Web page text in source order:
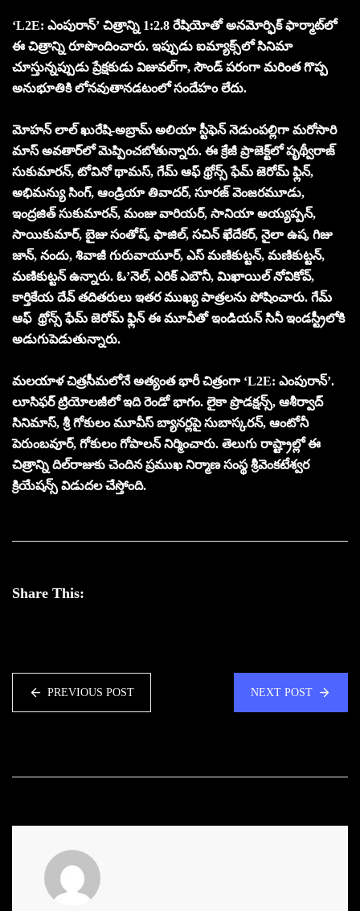
‘L2E: ఎంపురాన్‌’ చిత్రాన్ని 1:2.8 రేషియోతో అనమోర్ఫిక్ ఫార్మాట్‌లో
ఈ చిత్రాన్ని రూపొందించారు. ఇప్పుడు ఐమ్యాక్స్‌లో సినిమా
చూస్తున్న‌ప్పుడు ప్రేక్ష‌కుడు విజువ‌ల్‌గా, సౌండ్ ప‌రంగా మ‌రింత గొప్ప
అనుభూతికి లోన‌వుతాన‌డ‌టంలో సందేహం లేదు.
మోహన్ లాల్ ఖురేషి-అబ్రామ్ అలియా స్టీఫెన్ నెడుంపల్లిగా మ‌రోసారి
మాస్ అవ‌తార్‌లో మెప్పించ‌బోతున్నారు. ఈ క్రేజీ ప్రాజెక్ట్‌లో పృథ్వీరాజ్
సుకుమారన్, టోవినో థామస్, గేమ్ ఆఫ్ థ్రోన్స్ ఫేమ్ జెరోమ్ ఫ్లిన్,
అభిమన్యు సింగ్, ఆండ్రియా తివాదర్, సూరజ్ వెంజరమూడు,
ఇంద్రజిత్ సుకుమారన్, మంజు వారియర్, సానియా అయ్యప్పన్,
సాయికుమార్, బైజు సంతోష్, ఫాజిల్, సచిన్ ఖేదేకర్, నైలా ఉష, గిజు
జాన్, నందు, శివాజీ గురువాయూర్, ఎస్ మణికుట్టన్, మణికుట్టన్,
మణికుట్టన్ ఉన్నారు. ఓ’నెల్, ఎరిక్ ఎబౌనీ, మిఖాయిల్ నోవికోవ్,
కార్తికేయ దేవ్ త‌దిత‌రులు ఇత‌ర‌ ముఖ్య పాత్రలను పోషించారు. గేమ్
ఆఫ్ థ్రోన్స్ ఫేమ్ జెరోమ్ ఫ్లిన్ ఈ మూవీతో ఇండియ‌న్ సినీ ఇండ‌స్ట్రీలోకి
అడుగుపెడుతున్నారు.
మ‌ల‌యాళ చిత్రసీమ‌లోనే అత్యంత భారీ చిత్రంగా ‘L2E: ఎంపురాన్‌’.
లూసిఫ‌ర్ ట్రియోల‌జీలో ఇది రెండో భాగం. లైకా ప్రొడక్షన్స్, ఆశీర్వాద్
సినిమాస్, శ్రీ గోకులం మూవీస్ బ్యానర్లపై సుబాస్కరన్, ఆంటోనీ
పెరుంబవూర్, గోకులం గోపాలన్ నిర్మించారు. తెలుగు రాష్ట్రాల్లో ఈ
చిత్రాన్ని దిల్‌రాజుకు చెందిన ప్ర‌ముఖ నిర్మాణ సంస్థ శ్రీవెంక‌టేశ్వ‌ర
క్రియేష‌న్స్ విడుద‌ల చేస్తోంది.
Share This:
PREVIOUS POST NEXT POST